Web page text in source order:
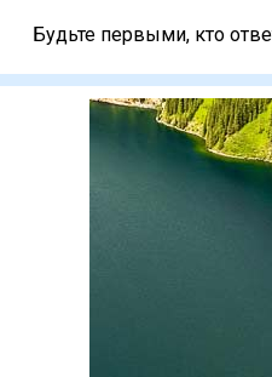
Будьте первыми, кто